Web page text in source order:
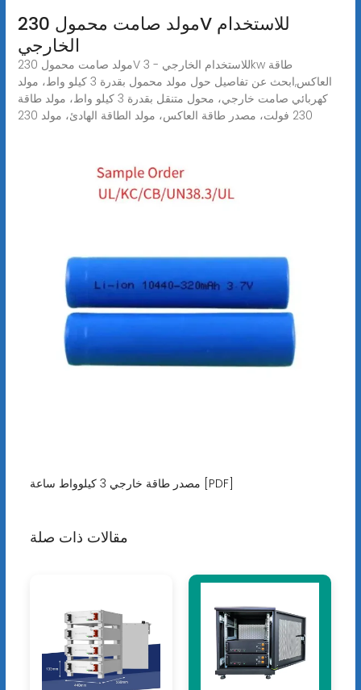
مولد صامت محمول 230V للاستخدام
الخارجي
مولد صامت محمول 230V للاستخدام الخارجي - 3kw طاقة
العاكس,ابحث عن تفاصيل حول مولد محمول بقدرة 3 كيلو واط، مولد
كهربائي صامت خارجي، محول متنقل بقدرة 3 كيلو واط، مولد طاقة
230 فولت، مصدر طاقة العاكس، مولد الطاقة الهادئ، مولد 230
مصدر طاقة خارجي 3 كيلوواط ساعة [PDF]
مقالات ذات صلة